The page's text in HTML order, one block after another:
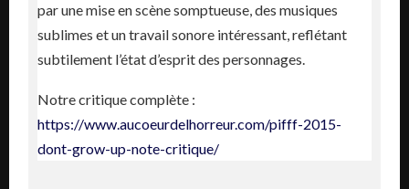
par une mise en scène somptueuse, des musiques
sublimes et un travail sonore intéressant, reflétant
subtilement l’état d’esprit des personnages.
Notre critique complète :
https://www.aucoeurdelhorreur.com/pifff-2015-
dont-grow-up-note-critique/